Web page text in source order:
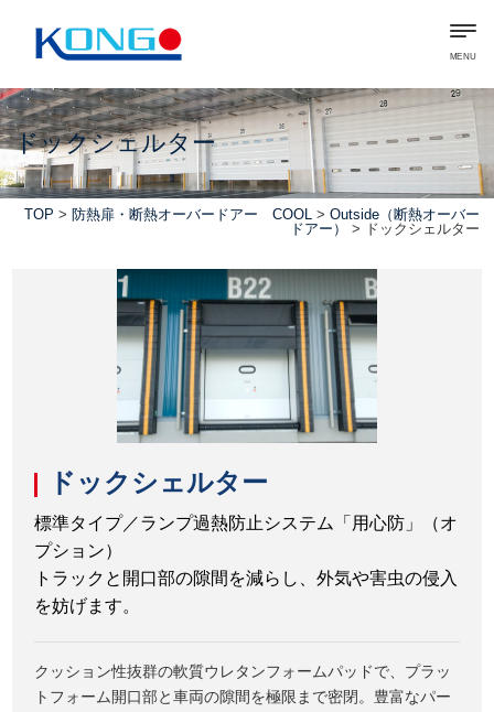
MENU
ドックシェルター
TOP > 防熱扉・断熱オーバードアー COOL> Outside（断熱オーバー
ドアー）
> ドックシェルター
ドックシェルター
標準タイプ／ランプ過熱防止システム「用心防」（オ
プション）
トラックと開口部の隙間を減らし、外気や害虫の侵入
を妨げます。
クッション性抜群の軟質ウレタンフォームパッドで、プラッ
トフォーム開口部と車両の隙間を極限まで密閉。豊富なパー